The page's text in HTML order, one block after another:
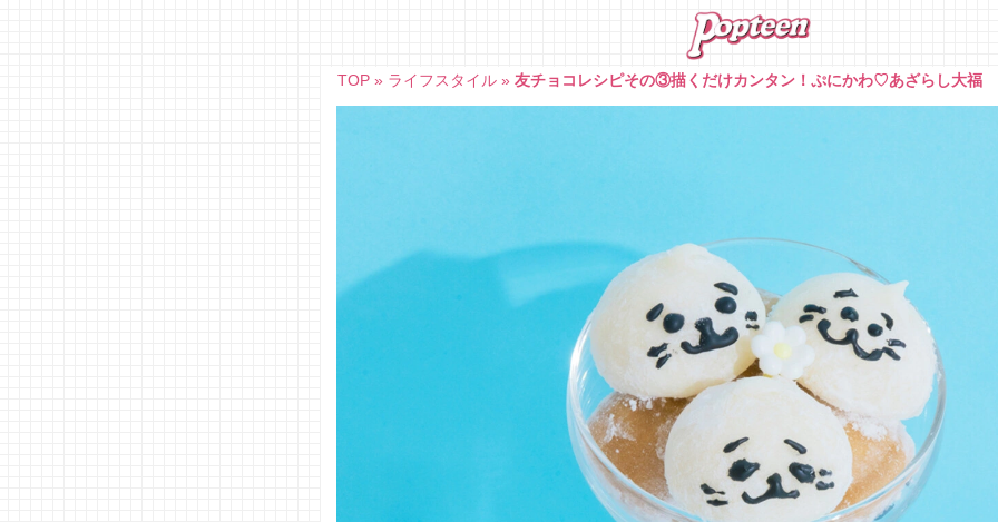
TOP » ライフスタイル »友チョコレシピその③描くだけカンタン！ぷにかわ♡あざらし大福